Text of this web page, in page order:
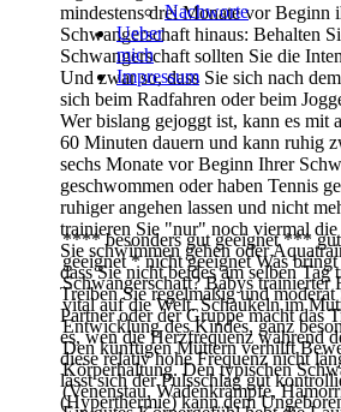
mindestens drei Monate vor Beginn
Schwangerschaft hinaus: Behalten
Schwangerschaft sollten Sie die
Und zwar so, dass Sie sich nach
sich beim Radfahren oder beim
Wer bislang gejoggt ist, kann es
60 Minuten dauern und kann ruhig
sechs Monate vor Beginn Ihrer
geschwommen oder haben Tennis
ruhiger angehen lassen und nicht
trainieren Sie "nur" noch viermal
Sie schwimmen gehen oder
dass Sie nicht beides am selben
Treiben Sie regelmäßig und
Partner oder derGruppe macht das
es, wen die Herzfrequenz während
diese relativ hohe Frequenz nicht
lässt sich der Pulsschlag gut
(Hyperthermie) kann dem
**** besonders gut geeignet *** gut
geeignet *nicht geeignet Was
Schwangerschaft? Babys trainierter
vital auf die Welt.Schaukeln im
Entwicklung des Kindes, ganz
Den künftigen Müttern verhilft
Körperhaltung. Den typischen
(Venenstau, Wadenkrämpfe,
Nachworte
Ueber
mich
Impressum